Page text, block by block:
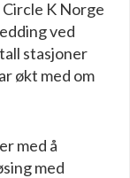
K Norge
ved
stasjoner
økt med om
med å
med